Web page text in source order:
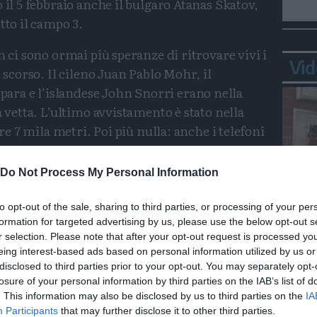
Do Not Process My Personal Information
opt-out of the sale, sharing to third parties, or processing of your
for targeted advertising by us, please use the below opt-out
selection. Please note that after your opt-out request is processed
interest-based ads based on personal information utilized by us
to third parties prior to your opt-out. You may separately
of your personal information by third parties on the IAB’s list of
This information may also be disclosed by us to third parties on the
Participants that may further disclose it to other third parties.
il campo 3.
ci sono ormai più speranze di ritrovare vivi i
Il cileno Juan Pablo Mohr, il
e l’islandese John Snorri erano nella
L’ultimo avvistamento è stato nella
7 mila metri. Poi più nulla: anche i telefoni
quel momento.
di cordata di Tamara Lunger, che
al campo base. A lui l’alpinista
ha dedicato ieri un commosso
Oggi è il tuo compleanno e il nostro piano
qui senza parole, con le lacrime agli occhi
che le possibilità di rivederti sono vicine